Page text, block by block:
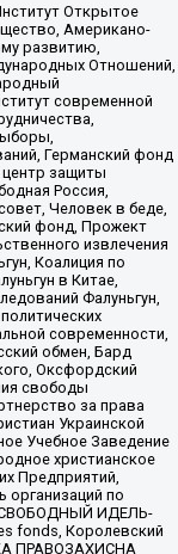
Открытое
Американо-
развитию,
Отношений,
современной
Германский фонд
защиты
Россия,
Человек в беде,
фонд, Прожект
извлечения
Коалиция по
в Китае,
Фалуньгун,
современности,
обмен, Бард
Оксфордский
свободы
за права
Украинской
Учебное Заведение
христианское
Предприятий,
организаций по
СВОБОДНЫЙ ИДЕЛЬ-
fonds, Королевский
ПРАВОЗАХИСНА